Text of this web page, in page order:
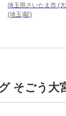
埼玉県さいたま市 (
(埼玉)駅)
そごう大